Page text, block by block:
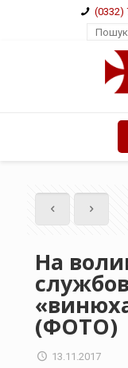
(0332)
На
(ФОТО)
13.11.2017